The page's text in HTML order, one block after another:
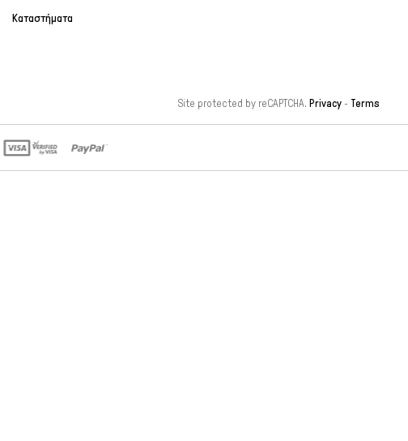
Καταστήματα
Site protected by reCAPTCHA. Privacy- Terms